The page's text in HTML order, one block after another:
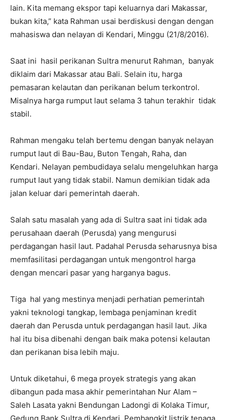
lain. Kita memang ekspor tapi keluarnya dari Makassar,
bukan kita,” kata Rahman usai berdiskusi dengan dengan
mahasiswa dan nelayan di Kendari, Minggu (21/8/2016).
Saat ini hasil perikanan Sultra menurut Rahman, banyak
diklaim dari Makassar atau Bali. Selain itu, harga
pemasaran kelautan dan perikanan belum terkontrol.
Misalnya harga rumput laut selama 3 tahun terakhir tidak
stabil.
Rahman mengaku telah bertemu dengan banyak nelayan
rumput laut di Bau-Bau, Buton Tengah, Raha, dan
Kendari. Nelayan pembudidaya selalu mengeluhkan harga
rumput laut yang tidak stabil. Namun demikian tidak ada
jalan keluar dari pemerintah daerah.
Salah satu masalah yang ada di Sultra saat ini tidak ada
perusahaan daerah (Perusda) yang mengurusi
perdagangan hasil laut. Padahal Perusda seharusnya bisa
memfasilitasi perdagangan untuk mengontrol harga
dengan mencari pasar yang harganya bagus.
Tiga hal yang mestinya menjadi perhatian pemerintah
yakni teknologi tangkap, lembaga penjaminan kredit
daerah dan Perusda untuk perdagangan hasil laut. Jika
hal itu bisa dibenahi dengan baik maka potensi kelautan
dan perikanan bisa lebih maju.
Untuk diketahui, 6 mega proyek strategis yang akan
dibangun pada masa akhir pemerintahan Nur Alam –
Saleh Lasata yakni Bendungan Ladongi di Kolaka Timur,